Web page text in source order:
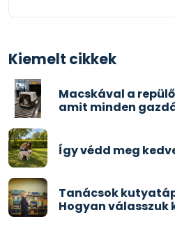
Kiemelt cikkek
Macskával a
amit minden
Így védd meg
Tanácsok
Hogyan válasszuk